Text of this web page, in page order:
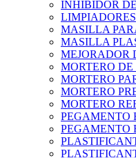
INHIBIDOR
LIMPIADORES
MASILLA
MASILLA
MEJORADOR
MORTERO
MORTERO
MORTERO
MORTERO
PEGAMENTO
PEGAMENTO